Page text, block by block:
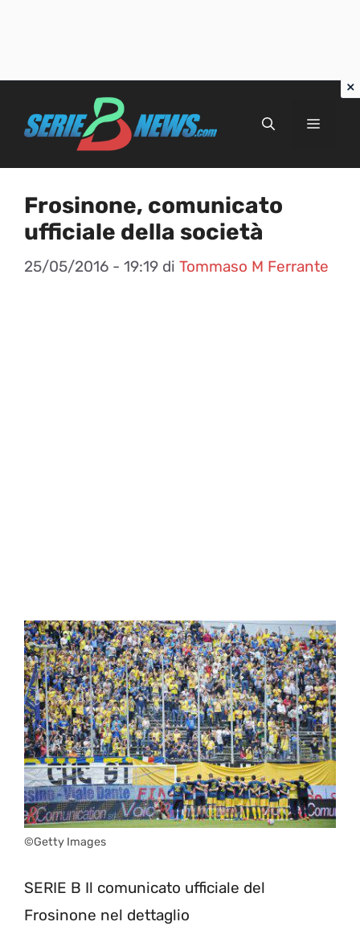
Menu
Frosinone, comunicato
ufficiale della società
25/05/2016 - 19:19 di Tommaso M Ferrante
©Getty Images
SERIE B Il comunicato ufficiale del
Frosinone nel dettaglio